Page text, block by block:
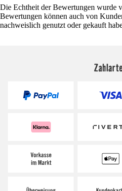
Die Echtheit der Bewertungen wurde
Bewertungen können auch von
nachweislich genutzt oder gekauft